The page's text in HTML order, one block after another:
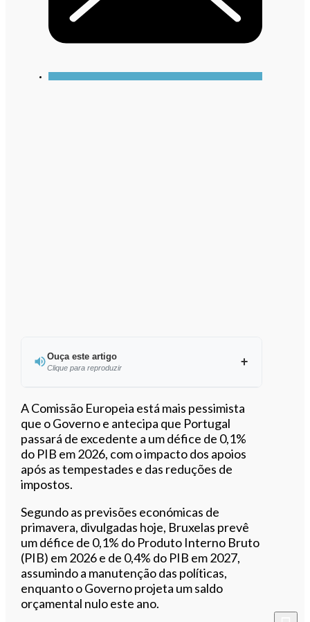
Ouça este artigo
Clique para reproduzir
Ouvir este artigo
A Comissão Europeia está mais pessimista
que o Governo e antecipa que Portugal
passará de excedente a um défice de 0,1%
do PIB em 2026, com o impacto dos apoios
após as tempestades e das reduções de
impostos.
Segundo as previsões económicas de
primavera, divulgadas hoje, Bruxelas prevê
um défice de 0,1% do Produto Interno Bruto
(PIB) em 2026 e de 0,4% do PIB em 2027,
assumindo a manutenção das políticas,
enquanto o Governo projeta um saldo
orçamental nulo este ano.